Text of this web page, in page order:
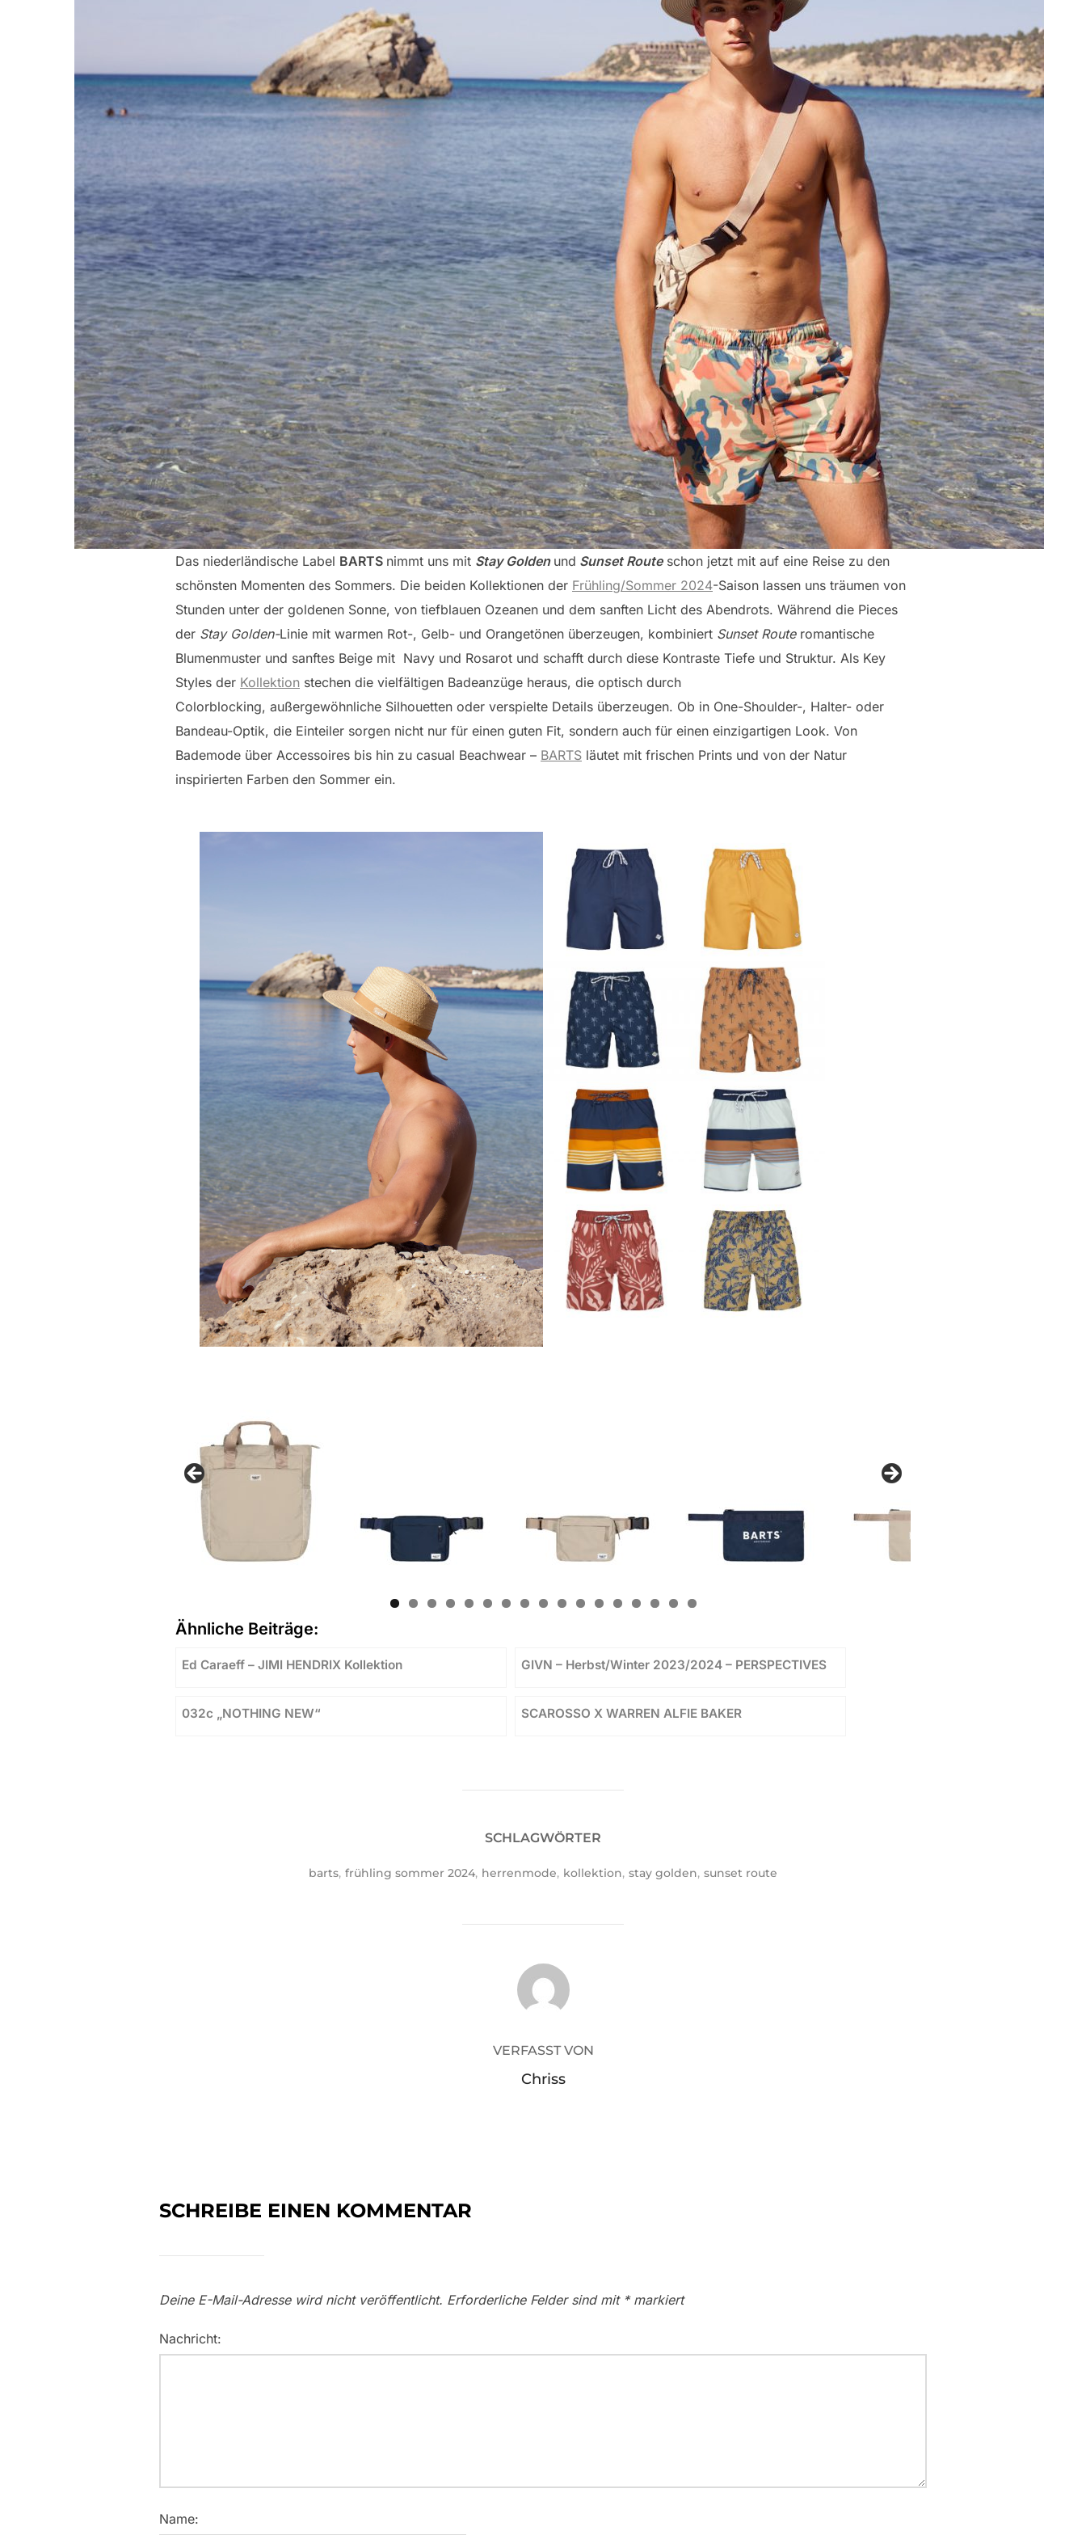
Das niederländische Label BARTS nimmt uns mit Stay Golden und Sunset Routeschon jetzt mit auf eine Reise zu den
schönsten Momenten des Sommers. Die beiden Kollektionen der Frühling/Sommer 2024-Saison lassen uns träumen von
Stunden unter der goldenen Sonne, von tiefblauen Ozeanen und dem sanften Licht des Abendrots. Während die Pieces
der Stay Golden-Linie mit warmen Rot-, Gelb- und Orangetönen überzeugen, kombiniert Sunset Routeromantische
Blumenmuster und sanftes Beige mit Navy und Rosarot und schafft durch diese Kontraste Tiefe und Struktur. Als Key
Styles der Kollektion stechen die vielfältigen Badeanzüge heraus, die optisch durch
Colorblocking, außergewöhnliche Silhouetten oder verspielte Details überzeugen. Ob in One-Shoulder-, Halter- oder
Bandeau-Optik, die Einteiler sorgen nicht nur für einen guten Fit, sondern auch für einen einzigartigen Look. Von
Bademode über Accessoires bis hin zu casual Beachwear – BARTS läutet mit frischen Prints und von der Natur
inspirierten Farben den Sommer ein.
0 1 2 3 4 5 6 7
Ähnliche Beiträge:
Ed Caraeff – JIMI HENDRIX Kollektion GIVN – Herbst/Winter 2023/2024 – PERSPECTIVES
032c „NOTHING NEW“ SCAROSSO X WARREN ALFIE BAKER
SCHLAGWÖRTER
barts, frühling sommer 2024, herrenmode, kollektion, stay golden, sunset route
BEITRAGSAUTOR
VERFASST VON
Chriss
SCHREIBE EINEN KOMMENTAR
Deine E-Mail-Adresse wird nicht veröffentlicht. Erforderliche Felder sind mit *markiert
Nachricht:
Name: